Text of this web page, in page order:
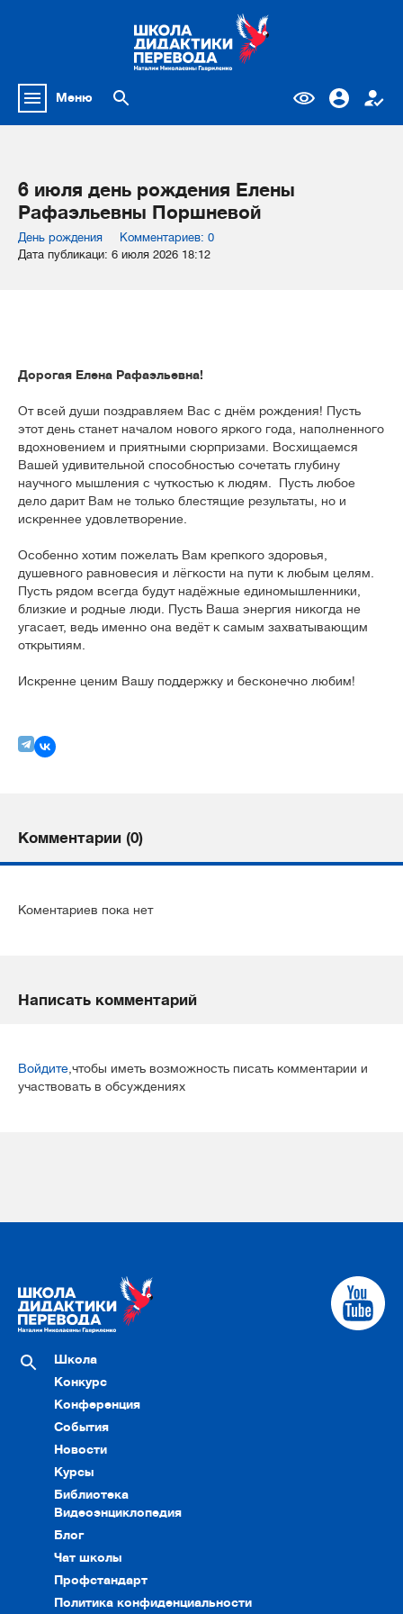
Меню
6 июля день рождения Елены
Рафаэльевны Поршневой
День рождения
Комментариев: 0
Дата публикаци: 6 июля 2026 18:12
Дорогая Елена Рафаэльевна!
От всей души поздравляем Вас с днём рождения! Пусть
этот день станет началом нового яркого года, наполненного
вдохновением и приятными сюрпризами. Восхищаемся
Вашей удивительной способностью сочетать глубину
научного мышления с чуткостью к людям. Пусть любое
дело дарит Вам не только блестящие результаты, но и
искреннее удовлетворение.
Особенно хотим пожелать Вам крепкого здоровья,
душевного равновесия и лёгкости на пути к любым целям.
Пусть рядом всегда будут надёжные единомышленники,
близкие и родные люди. Пусть Ваша энергия никогда не
угасает, ведь именно она ведёт к самым захватывающим
открытиям.
Искренне ценим Вашу поддержку и бесконечно любим!
Комментарии (0)
Коментариев пока нет
Написать комментарий
Войдите ,чтобы иметь возможность писать комментарии и
участвовать в обсуждениях
Школа
Конкурс
Конференция
События
Новости
Курсы
Библиотека
Видеоэнциклопедия
Блог
Чат школы
Профстандарт
Политика конфиденциальности